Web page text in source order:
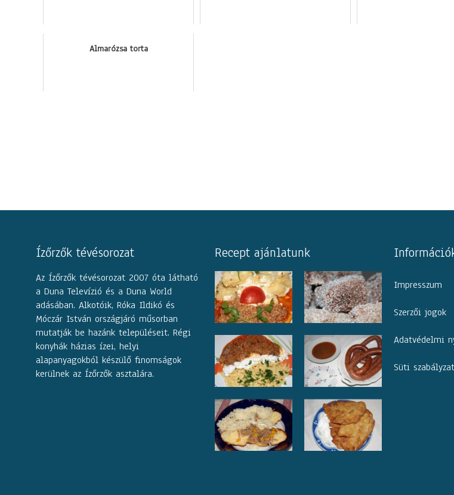
Almarózsa torta
Ízőrzők tévésorozat
Az Ízőrzők tévésorozat 2007 óta látható
a Duna Televízió és a Duna World
adásában. Alkotóik, Róka Ildikó és
Móczár István országjáró műsorban
mutatják be hazánk településeit. Régi
konyhák házias ízei, helyi
alapanyagokból készülő finomságok
kerülnek az Ízőrzők asztalára.
Recept ajánlatunk
Impresszum
Szerzői jogok
Adatvédelmi
Süti szabályzat